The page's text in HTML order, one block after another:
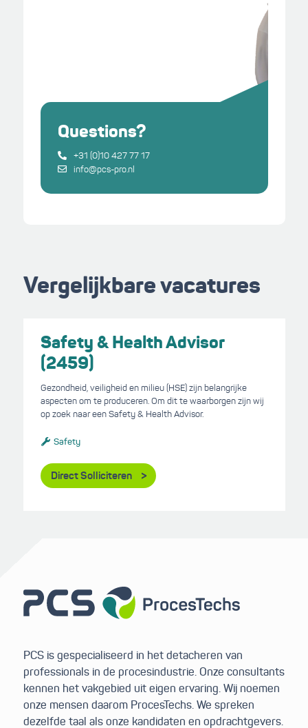
Questions?
+31 (0)10 427 77 17
info@pcs-pro.nl
Vergelijkbare vacatures
Safety & Health Advisor
(2459)
Gezondheid, veiligheid en milieu (HSE) zijn belangrijke
aspecten om te produceren. Om dit te waarborgen zijn wij
op zoek naar een Safety & Health Advisor.
Safety
Direct Solliciteren
PCS is gespecialiseerd in het detacheren van
professionals in de procesindustrie. Onze consultants
kennen het vakgebied uit eigen ervaring. Wij noemen
onze mensen daarom ProcesTechs. We spreken
dezelfde taal als onze kandidaten en opdrachtgevers.